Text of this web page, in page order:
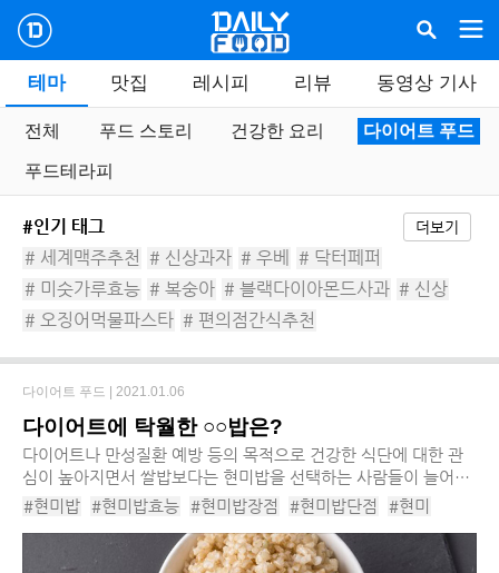
테마 맛집 레시피 리뷰 동영상 기사
전체 푸드 스토리 건강한 요리 다이어트 푸드
푸드테라피
#인기 태그 더보기
# 세계맥주추천 # 신상과자 # 우베
# 닥터페퍼
# 미숫가루효능 # 복숭아 # 블랙다이아몬드사과 # 신상
# 오징어먹물파스타 # 편의점간식추천
다이어트에 탁월한 ○○밥은?
다이어트나 만성질환 예방 등의 목적으로 건강한 식단에 대한 관
심이 높아지면서 쌀밥보다는 현미밥을 선택하는 사람들이 늘어나
고 있다. 현미는 완전히 정제된 흰쌀에 비해 영양적인 장점을 가지
#현미밥 #현미밥효능 #현미밥장점 #현미밥단점
#현미
#현미다이어트 #현미밥다이어트 #현미밥장단점
다이어트 푸드 | 2021.01.06